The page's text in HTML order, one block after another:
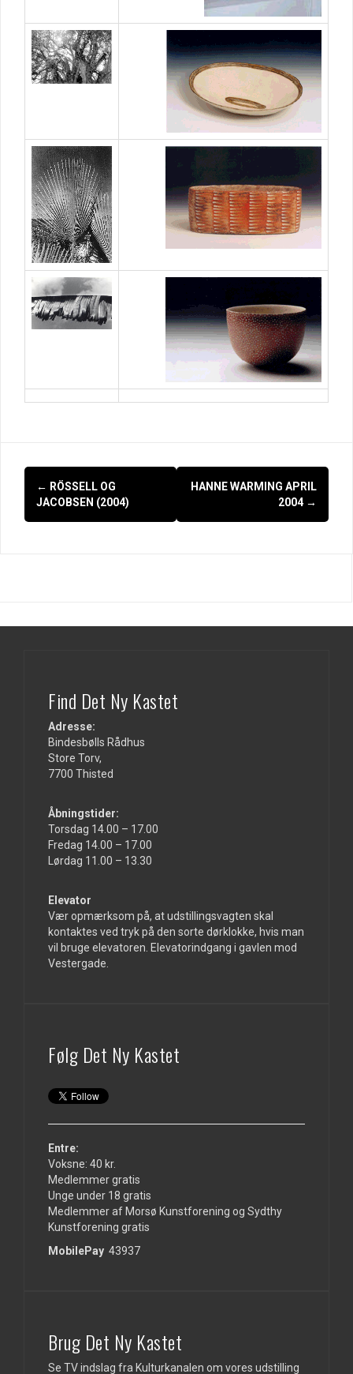
Indlægsnavigation
← RÖSSELL OG
JACOBSEN (2004)
HANNE WARMING APRIL
2004 →
Find Det Ny Kastet
Adresse:
Bindesbølls Rådhus
Store Torv,
7700 Thisted
Åbningstider:
Torsdag 14.00 – 17.00
Fredag 14.00 – 17.00
Lørdag 11.00 – 13.30
Elevator
Vær opmærksom på, at udstillingsvagten skal
kontaktes ved tryk på den sorte dørklokke, hvis man
vil bruge elevatoren. Elevatorindgang i gavlen mod
Vestergade.
Følg Det Ny Kastet
Entre:
Voksne: 40 kr.
Medlemmer gratis
Unge under 18 gratis
Medlemmer af Morsø Kunstforening og Sydthy
Kunstforening gratis
MobilePay 43937
Brug Det Ny Kastet
Se TV indslag fra Kulturkanalen om vores udstilling